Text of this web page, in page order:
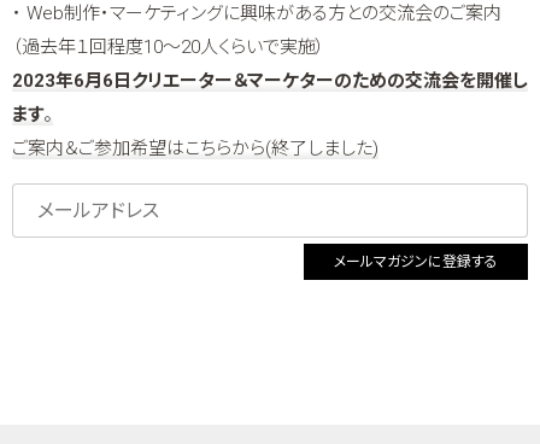
・ Web制作・マーケティングに興味がある方との交流会のご案内
（過去年１回程度10～20人くらいで実施）
2023年6月6日クリエーター＆マーケターのための交流会を開催し
ます。
ご案内＆ご参加希望はこちらから(終了しました)
メールマガジンに登録する